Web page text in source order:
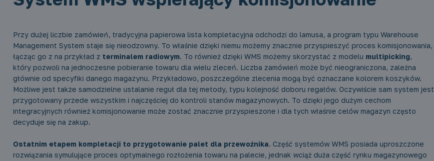
Przy dużej liczbie zamówień, tradycyjna papierowa lista kompletacyjna odchodzi do lamusa, a program typu Warehouse
Management System staje się nieodzowny. To właśnie dzięki niemu możemy znacznie przyspieszyć proces komisjonowania,
łącząc go z na przykład z terminalem radiowym. To również dzięki WMS możemy skorzystać z modelu multipicking,
który pozwoli na jednoczesne pobieranie towaru dla wielu zleceń. Liczba zamówień może być nieograniczona, zależna
głównie od specyfiki danego magazynu. Przykładowo, poszczególne zlecenia mogą być oznaczane kolorem koszyków.
Możliwe jest także samodzielne ustalanie reguł dla tej metody, typu kolejność doboru regałów. Oczywiście sam system jest
przygotowany przede wszystkim i najczęściej do kontroli stanów magazynowych. To dzięki jego dużym cechom
integracyjnych również komisjonowanie może zostać znacznie przyspieszone i dla tych właśnie celów magazyn często
decyduje się na zakup.
Ostatnim etapem kompletacji to przygotowanie palet dla przewoźnika. Część systemów WMS posiada uproszczone
rozwiązania symulujące proces optymalnego rozłożenia towaru na palecie, jednak wciąż duża część rynku magazynowego